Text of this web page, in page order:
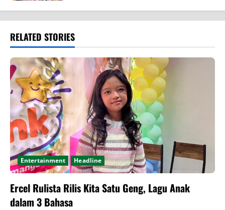
RELATED STORIES
Entertainment Headline
Ercel Rulista Rilis Kita Satu Geng, Lagu Anak
dalam 3 Bahasa